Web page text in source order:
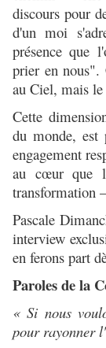
discours pour
d'un moi
présence que
prier en nous".
au Ciel, mais
Cette
du monde, est
engagement
au cœur que
transformation
Pascale
interview
en ferons part
Paroles de la
« Si nous
pour rayonner